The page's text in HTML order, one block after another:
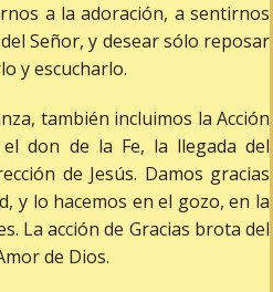
a la adoración, a sentirnos
Señor, y desear sólo reposar
y escucharlo.
también incluimos la Acción
el don de la Fe, la llegada del
de Jesús. Damos gracias
y lo hacemos en el gozo, en la
La acción de Gracias brota del
de Dios.